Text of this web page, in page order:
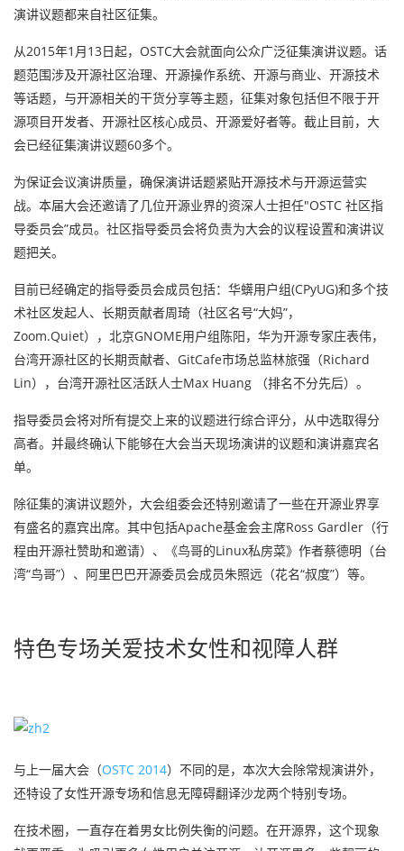
演讲议题都来自社区征集。
从2015年1月13日起，OSTC大会就面向公众广泛征集演讲议题。话
题范围涉及开源社区治理、开源操作系统、开源与商业、开源技术
等话题，与开源相关的干货分享等主题，征集对象包括但不限于开
源项目开发者、开源社区核心成员、开源爱好者等。截止目前，大
会已经征集演讲议题60多个。
为保证会议演讲质量，确保演讲话题紧贴开源技术与开源运营实
战。本届大会还邀请了几位开源业界的资深人士担任"OSTC 社区指
导委员会”成员。社区指导委员会将负责为大会的议程设置和演讲议
题把关。
目前已经确定的指导委员会成员包括：华蠎用户组(CPyUG)和多个技
术社区发起人、长期贡献者周琦（社区名号“大妈”，
Zoom.Quiet），北京GNOME用户组陈阳，华为开源专家庄表伟，
台湾开源社区的长期贡献者、GitCafe市场总监林旅强（Richard
Lin），台湾开源社区活跃人士Max Huang （排名不分先后）。
指导委员会将对所有提交上来的议题进行综合评分，从中选取得分
高者。并最终确认下能够在大会当天现场演讲的议题和演讲嘉宾名
单。
除征集的演讲议题外，大会组委会还特别邀请了一些在开源业界享
有盛名的嘉宾出席。其中包括Apache基金会主席Ross Gardler（行
程由开源社赞助和邀请）、《鸟哥的Linux私房菜》作者蔡德明（台
湾“鸟哥”）、阿里巴巴开源委员会成员朱照远（花名“叔度”）等。
特色专场关爱技术女性和视障人群
与上一届大会（OSTC 2014）不同的是，本次大会除常规演讲外，
还特设了女性开源专场和信息无障碍翻译沙龙两个特别专场。
在技术圈，一直存在着男女比例失衡的问题。在开源界，这个现象